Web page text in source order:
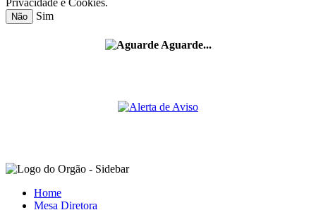
Não Sim
Aguarde...
Home
Mesa Diretora